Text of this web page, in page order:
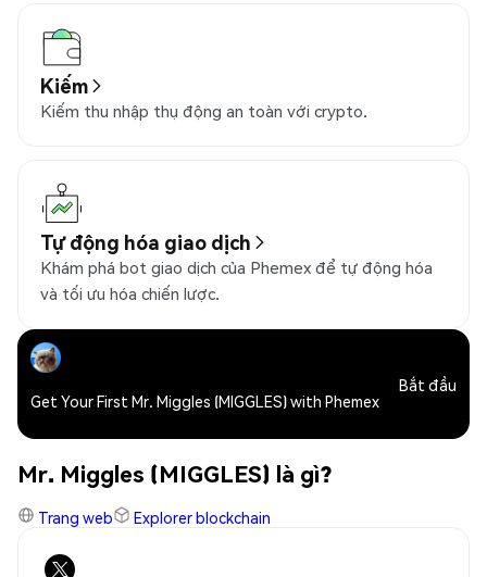
Kiếm
Kiếm thu nhập thụ động an toàn với crypto.
Tự động hóa giao dịch
Khám phá bot giao dịch của Phemex để tự động hóa
và tối ưu hóa chiến lược.
Get Your First Mr. Miggles (MIGGLES) with Phemex
Bắt đầu
Mr. Miggles (MIGGLES) là gì?
Trang web Explorer blockchain